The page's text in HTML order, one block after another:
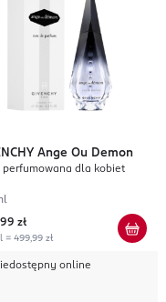
Ange Ou Demon
perfumowana dla kobiet
99 zł
= 499,99 zł
online